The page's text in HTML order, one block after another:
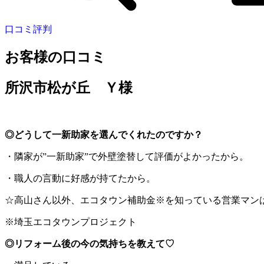
口コミ評判
お客様の口コミ
所沢市松が丘 Ｙ様
◎どうして一新助家を選んでくれたのですか？
・隣家が”一新助家”で外壁塗替して評価がよかったから。
・職人の言動に好感が持てたから。
☆高山さん以外、エコタウン補助金※を知っている営業マン
※埼玉エコタウンプロジェクト
◎リフォーム後の今の気持ちを教えて♡